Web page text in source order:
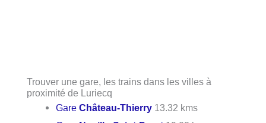
Trouver une gare, les trains dans les villes à
proximité de Luriecq
GareChâteau-Thierry 13.32 kms